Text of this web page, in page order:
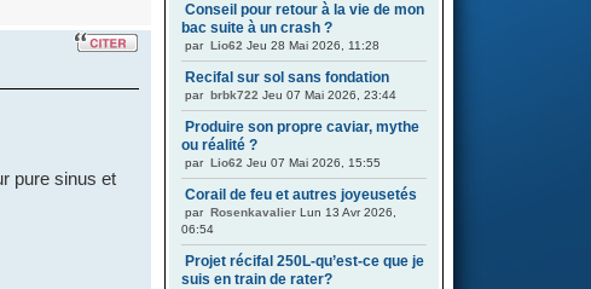
pure sinus et
Conseil pour retour à la vie de mon
bac suite à un crash ?
par Lio62 Jeu 28 Mai 2026, 11:28
Recifal sur sol sans fondation
par brbk722 Jeu 07 Mai 2026, 23:44
Produire son propre caviar, mythe
ou réalité ?
par Lio62 Jeu 07 Mai 2026, 15:55
Corail de feu et autres joyeusetés
par Rosenkavalier Lun 13 Avr 2026,
06:54
Projet récifal 250L-qu’est-ce que je
suis en train de rater?